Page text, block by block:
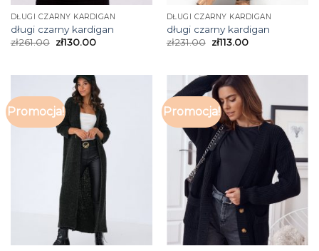
DŁUGI CZARNY KARDIGAN
długi czarny kardigan
zł261.00 zł130.00
DŁUGI CZARNY KARDIGAN
długi czarny kardigan
zł231.00 zł113.00
Promocja! Promocja!